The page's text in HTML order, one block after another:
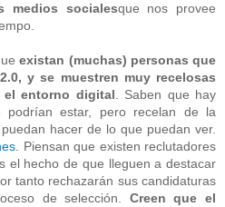
medios socialesque nos provee
existan (muchas) personas que
y se muestren muy recelosas
el entorno digital . Saben que hay
podrían estar, pero recelan de la
hacer de lo que puedan ver.
. Piensan que existen reclutadores
el hecho de que lleguen a destacar
tanto rechazarán sus candidaturas
de selección. Creen que el